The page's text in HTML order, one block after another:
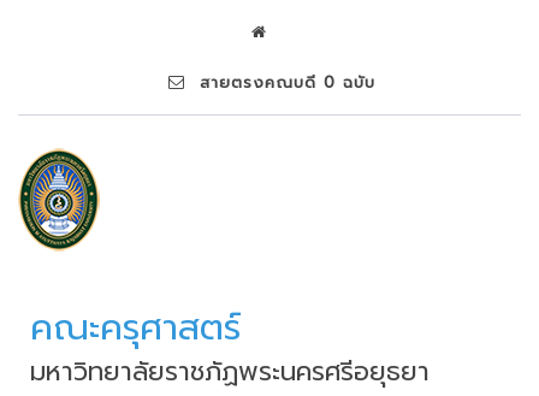
สายตรงคณบดี 0 ฉบับ
คณะครุศาสตร์
มหาวิทยาลัยราชภัฏพระนครศรีอยุธยา